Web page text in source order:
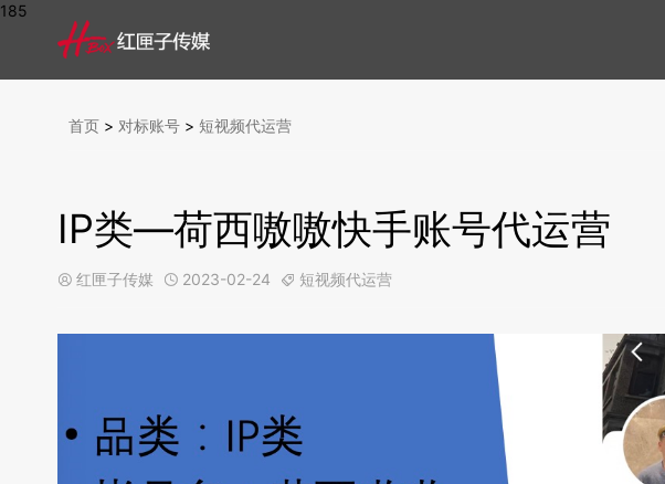
185
首页 > 对标账号 > 短视频代运营
IP类—荷西嗷嗷快手账号代运营
 红匣子传媒  2023-02-24  短视频代运营